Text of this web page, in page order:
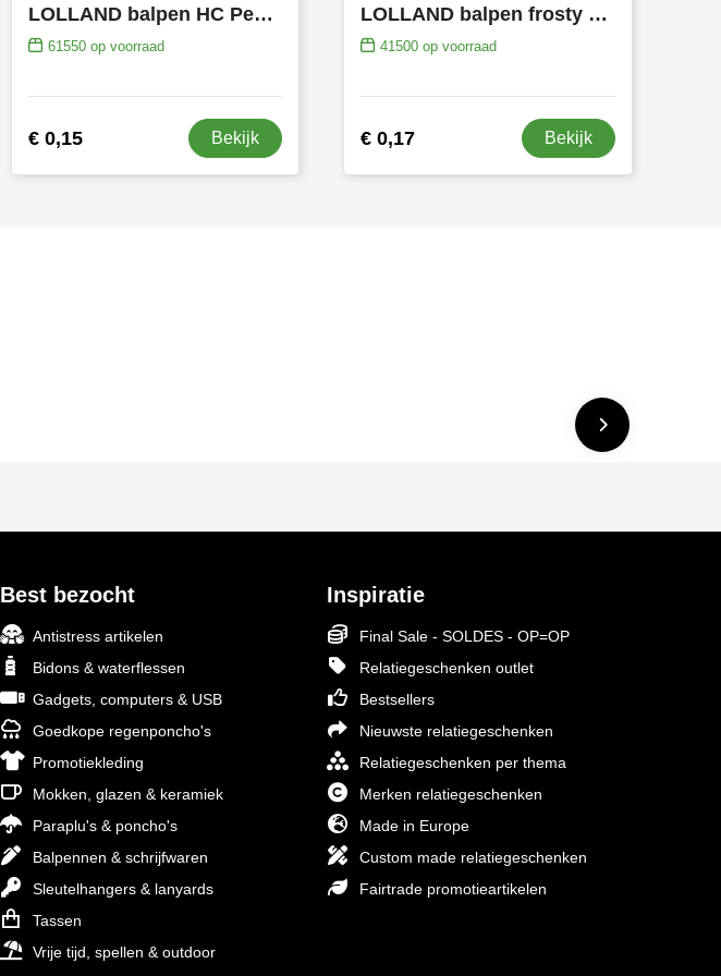
LOLLAND balpen HC Peekay SALE
61550 op voorraad
€ 0,15 Bekijk
LOLLAND balpen frosty Peekay SALE
41500 op voorraad
€ 0,17 Bekijk
Best bezocht
Antistress artikelen
Bidons & waterflessen
Gadgets, computers & USB
Goedkope regenponcho's
Promotiekleding
Mokken, glazen & keramiek
Paraplu's & poncho's
Balpennen & schrijfwaren
Sleutelhangers & lanyards
Tassen
Vrije tijd, spellen & outdoor
Inspiratie
Final Sale - SOLDES - OP=OP
Relatiegeschenken outlet
Bestsellers
Nieuwste relatiegeschenken
Relatiegeschenken per thema
Merken relatiegeschenken
Made in Europe
Custom made relatiegeschenken
Fairtrade promotieartikelen